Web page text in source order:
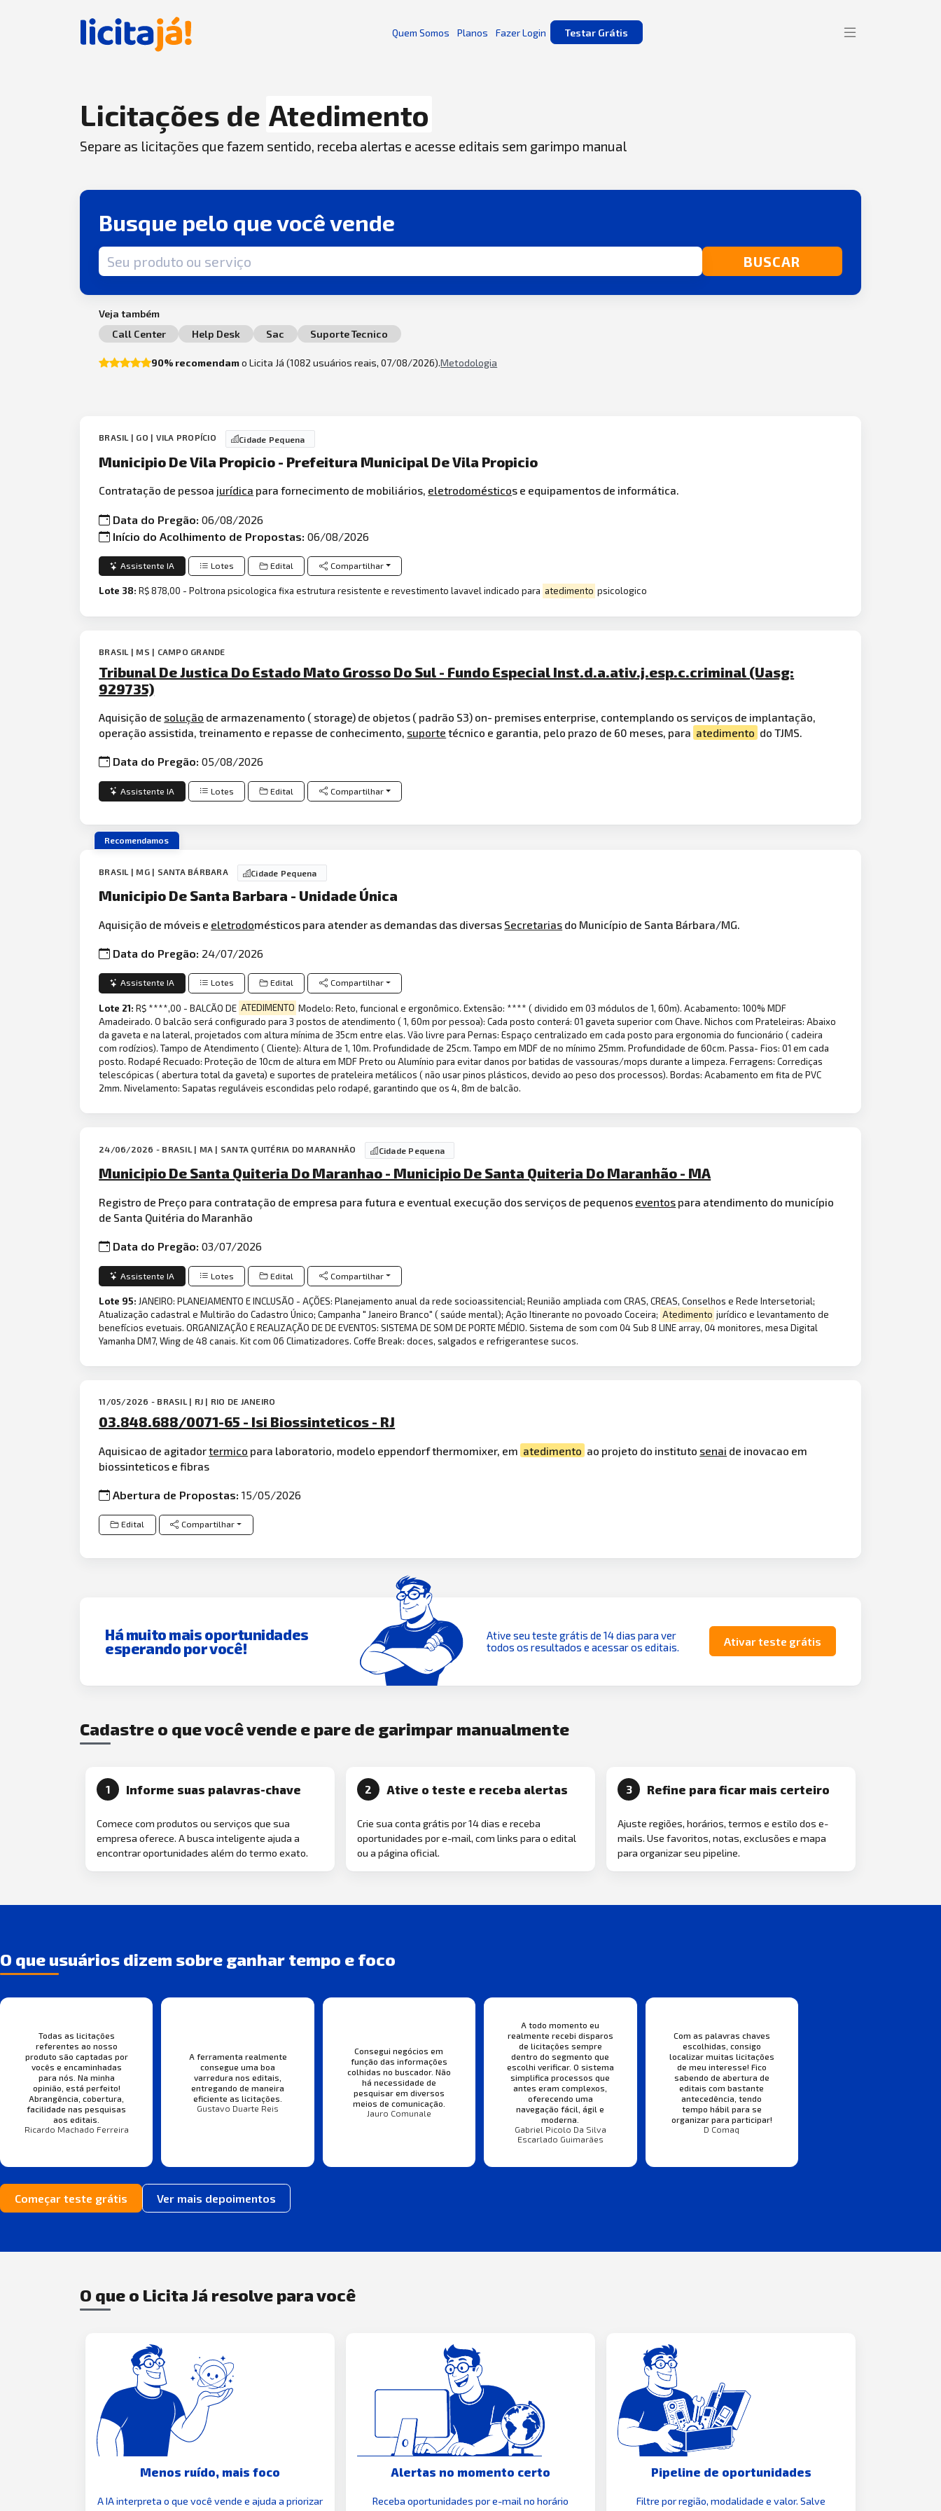
Quem Somos Planos Fazer Login Testar Grátis
Licitações de Atedimento
Separe as licitações que fazem sentido, receba alertas e acesse editais sem garimpo manual
Busque pelo que você vende
Termo de busca BUSCAR
Veja também
Call Center
Help Desk Sac Suporte Tecnico
90% recomendamo Licita Já (1082 usuários reais, 07/08/2026).Metodologia
BRASIL | GO | VILA PROPÍCIO Cidade Pequena
Municipio De Vila Propicio - Prefeitura Municipal De Vila Propicio
Contratação de pessoa jurídica para fornecimento de mobiliários, eletrodomésticos e equipamentos de informática.
Data do Pregão:06/08/2026
Início do Acolhimento de Propostas:06/08/2026
Assistente IA Lotes Edital Compartilhar
Lote 38:R$ 878,00 - Poltrona psicologica fixa estrutura resistente e revestimento lavavel indicado para atedimento psicologico
BRASIL | MS | CAMPO GRANDE
Tribunal De Justica Do Estado Mato Grosso Do Sul - Fundo Especial Inst.d.a.ativ.j.esp.c.criminal (Uasg:
929735)
Aquisição de solução de armazenamento ( storage) de objetos ( padrão S3) on- premises enterprise, contemplando os serviços de implantação,
operação assistida, treinamento e repasse de conhecimento, suporte técnico e garantia, pelo prazo de 60 meses, para atedimento do TJMS.
Data do Pregão:05/08/2026
Assistente IA Lotes Edital Compartilhar
Recomendamos
BRASIL | MG | SANTA BÁRBARA Cidade Pequena
Municipio De Santa Barbara - Unidade Única
Aquisição de móveis e eletrodomésticos para atender as demandas das diversas Secretarias do Município de Santa Bárbara/MG.
Data do Pregão: 24/07/2026
Assistente IA Lotes Edital Compartilhar
Lote 21:R$ ****,00 - BALCÃO DE ATEDIMENTO Modelo: Reto, funcional e ergonômico. Extensão: **** ( dividido em 03 módulos de 1, 60m). Acabamento: 100% MDF
Amadeirado. O balcão será configurado para 3 postos de atendimento ( 1, 60m por pessoa): Cada posto conterá: 01 gaveta superior com Chave. Nichos com Prateleiras: Abaixo
da gaveta e na lateral, projetados com altura mínima de 35cm entre elas. Vão livre para Pernas: Espaço centralizado em cada posto para ergonomia do funcionário ( cadeira
com rodízios). Tampo de Atendimento ( Cliente): Altura de 1, 10m. Profundidade de 25cm. Tampo em MDF de no mínimo 25mm. Profundidade de 60cm. Passa- Fios: 01 em cada
posto. Rodapé Recuado: Proteção de 10cm de altura em MDF Preto ou Alumínio para evitar danos por batidas de vassouras/mops durante a limpeza. Ferragens: Corrediças
telescópicas ( abertura total da gaveta) e suportes de prateleira metálicos ( não usar pinos plásticos, devido ao peso dos processos). Bordas: Acabamento em fita de PVC
2mm. Nivelamento: Sapatas reguláveis escondidas pelo rodapé, garantindo que os 4, 8m de balcão.
24/06/2026 - BRASIL | MA | SANTA QUITÉRIA DO MARANHÃO Cidade Pequena
Municipio De Santa Quiteria Do Maranhao - Municipio De Santa Quiteria Do Maranhão - MA
Registro de Preço para contratação de empresa para futura e eventual execução dos serviços de pequenos eventos para atendimento do município
de Santa Quitéria do Maranhão
Data do Pregão:03/07/2026
Assistente IA Lotes Edital Compartilhar
Lote 95: JANEIRO: PLANEJAMENTO E INCLUSÃO - AÇÕES: Planejamento anual da rede socioassitencial; Reunião ampliada com CRAS, CREAS, Conselhos e Rede Intersetorial;
Atualização cadastral e Multirão do Cadastro Único; Campanha " Janeiro Branco" ( saúde mental); Ação Itinerante no povoado Coceira; Atedimento jurídico e levantamento de
benefícios evetuais. ORGANIZAÇÃO E REALIZAÇÃO DE DE EVENTOS: SISTEMA DE SOM DE PORTE MÉDIO. Sistema de som com 04 Sub 8 LINE array, 04 monitores, mesa Digital
Yamanha DM7, Wing de 48 canais. Kit com 06 Climatizadores. Coffe Break: doces, salgados e refrigerantese sucos.
11/05/2026 - BRASIL | RJ | RIO DE JANEIRO
03.848.688/0071-65 - Isi Biossinteticos - RJ
Aquisicao de agitadortermico para laboratorio, modelo eppendorf thermomixer, em atedimento ao projeto do instituto senai de inovacao em
biossinteticos e fibras
Abertura de Propostas:15/05/2026
Edital Compartilhar
Há muito mais oportunidades
esperando por você!
Ative seu teste grátis de 14 dias para ver
todos os resultados e acessar os editais.
Ativar teste grátis
Cadastre o que você vende e pare de garimpar manualmente
1 Informe suas palavras-chave
Comece com produtos ou serviços que sua
empresa oferece. A busca inteligente ajuda a
encontrar oportunidades além do termo exato.
2 Ative o teste e receba alertas
Crie sua conta grátis por 14 dias e receba
oportunidades por e-mail, com links para o edital
ou a página oficial.
3 Refine para ficar mais certeiro
Ajuste regiões, horários, termos e estilo dos e-
mails. Use favoritos, notas, exclusões e mapa
para organizar seu pipeline.
O que usuários dizem sobre ganhar tempo e foco
Todas as licitações
referentes ao nosso
produto são captadas por
vocês e encaminhadas
para nós. Na minha
opinião, está perfeito!
Abrangência, cobertura,
facilidade nas pesquisas
aos editais.
Ricardo Machado Ferreira
A ferramenta realmente
consegue uma boa
varredura nos editais,
entregando de maneira
eficiente as licitações.
Gustavo Duarte Reis
Consegui negócios em
função das informações
colhidas no buscador. Não
há necessidade de
pesquisar em diversos
meios de comunicação.
Jauro Comunale
A todo momento eu
realmente recebi disparos
de licitações sempre
dentro do segmento que
escolhi verificar. O sistema
simplifica processos que
antes eram complexos,
oferecendo uma
navegação fácil, ágil e
moderna.
Gabriel Picolo Da Silva
Escarlado Guimarães
Com as palavras chaves
escolhidas, consigo
localizar muitas licitações
de meu interesse! Fico
sabendo de abertura de
editais com bastante
antecedência, tendo
tempo hábil para se
organizar para participar!
D Comaq
Começar teste grátis Ver mais depoimentos
O que o Licita Já resolve para você
Menos ruído, mais foco
A IA interpreta o que você vende e ajuda a priorizar
Alertas no momento certo
Receba oportunidades por e-mail no horário
Pipeline de oportunidades
Filtre por região, modalidade e valor. Salve